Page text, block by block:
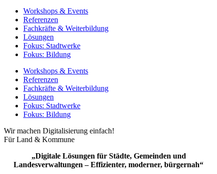
Workshops & Events
Referenzen
Fachkräfte & Weiterbildung
Lösungen
Fokus: Stadtwerke
Fokus: Bildung
Workshops & Events
Referenzen
Fachkräfte & Weiterbildung
Lösungen
Fokus: Stadtwerke
Fokus: Bildung
Wir machen Digitalisierung einfach!
Für Land & Kommune
„Digitale Lösungen für Städte, Gemeinden und
Landesverwaltungen – Effizienter, moderner, bürgernah“